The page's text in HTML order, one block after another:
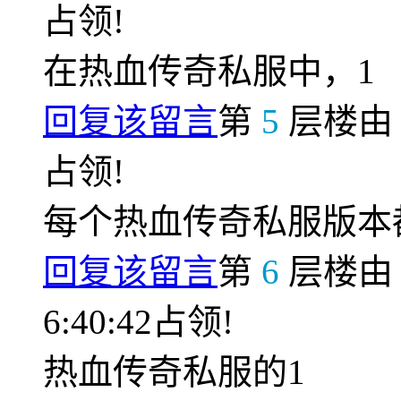
占领!
在热血传奇私服中，1
回复该留言第 5 层楼由
占领!
每个热血传奇私服版
回复该留言第 6 层楼由
6:40:42占领!
热血传奇私服的1